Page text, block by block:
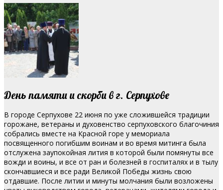
День памяти и скорби в г. Серпухове
В городе Серпухове 22 июня по уже сложившейся традиции
горожане, ветераны и духовенство серпуховского благочиния
собрались вместе на Красной горе у мемориала
посвященного погибшим воинам и во время митинга была
отслужена заупокойная лития в которой были помянуты все
вожди и воины, и все от ран и болезней в госпиталях и в тылу
скончавшиеся и все ради Великой Победы жизнь свою
отдавшие. После литии и минуты молчания были возложены